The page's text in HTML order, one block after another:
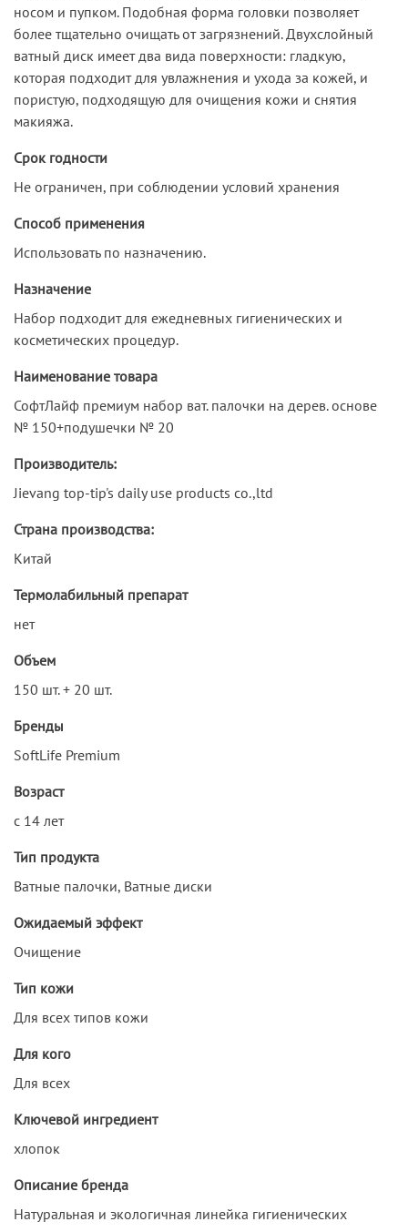
носом и пупком. Подобная форма головки позволяет
более тщательно очищать от загрязнений. Двухслойный
ватный диск имеет два вида поверхности: гладкую,
которая подходит для увлажнения и ухода за кожей, и
пористую, подходящую для очищения кожи и снятия
макияжа.
Срок годности
Не ограничен, при соблюдении условий хранения
Способ применения
Использовать по назначению.
Назначение
Набор подходит для ежедневных гигиенических и
косметических процедур.
Наименование товара
СофтЛайф премиум набор ват. палочки на дерев. основе
№ 150+подушечки № 20
Производитель:
Jievang top-tip's daily use products co.,ltd
Страна производства:
Китай
Термолабильный препарат
нет
Объем
150 шт. + 20 шт.
Бренды
SoftLife Premium
Возраст
с 14 лет
Тип продукта
Ватные палочки, Ватные диски
Ожидаемый эффект
Очищение
Тип кожи
Для всех типов кожи
Для кого
Для всех
Ключевой ингредиент
хлопок
Описание бренда
Натуральная и экологичная линейка гигиенических